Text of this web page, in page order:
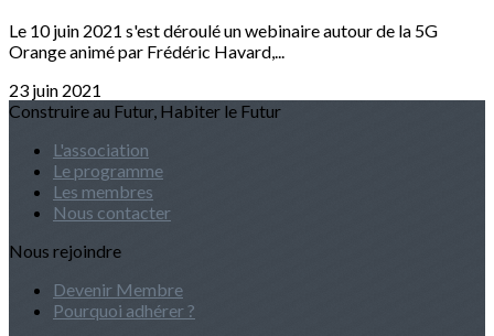
Le 10 juin 2021 s'est déroulé un webinaire autour de la 5G
Orange animé par Frédéric Havard,...
23 juin 2021
Construire au Futur, Habiter le Futur
L'association
Le programme
Les membres
Nous contacter
Nous rejoindre
Devenir Membre
Pourquoi adhérer ?